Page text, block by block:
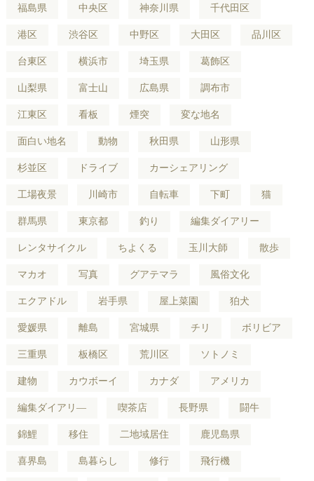
福島県 中央区 神奈川県 千代田区
港区 渋谷区 中野区 大田区 品川区
台東区 横浜市 埼玉県 葛飾区
山梨県 富士山 広島県 調布市
江東区 看板 煙突 変な地名
面白い地名 動物 秋田県 山形県
杉並区 ドライブ カーシェアリング
工場夜景 川崎市 自転車 下町 猫
群馬県 東京都 釣り 編集ダイアリー
レンタサイクル ちよくる 玉川大師 散歩
マカオ 写真 グアテマラ 風俗文化
エクアドル 岩手県 屋上菜園 狛犬
愛媛県 離島 宮城県 チリ ボリビア
三重県 板橋区 荒川区 ソトノミ
建物 カウボーイ カナダ アメリカ
編集ダイアリ― 喫茶店 長野県 闘牛
錦鯉 移住 二地域居住 鹿児島県
喜界島 島暮らし 修行 飛行機